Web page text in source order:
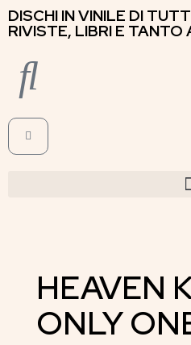
DISCHI IN VINILE DI
RIVISTE, LIBRI E TANTO
HEAVEN
ONLY